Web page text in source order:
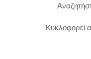
Κυκλοφορεί